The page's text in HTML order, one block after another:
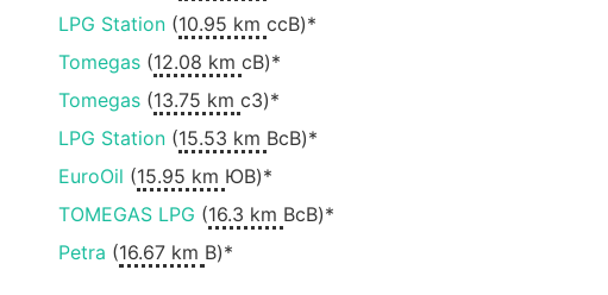
LPG Station(10.95 km ссВ)*
Tomegas(12.08 km сВ)*
Tomegas(13.75 km сЗ)*
LPG Station(15.53 km ВсВ)*
EuroOil (15.95 km ЮВ)*
TOMEGAS LPG (16.3 km ВсВ)*
Petra (16.67 km В)*